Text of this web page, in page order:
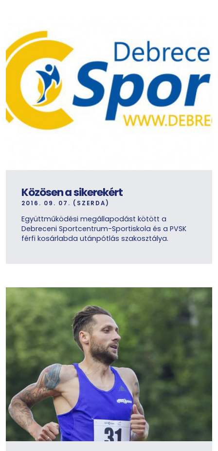
Közösen a sikerekért
2016. 09. 07. (SZERDA)
Együttműködési megállapodást kötött a
Debreceni Sportcentrum-Sportiskola és a PVSK
férfi kosárlabda utánpótlás szakosztálya.